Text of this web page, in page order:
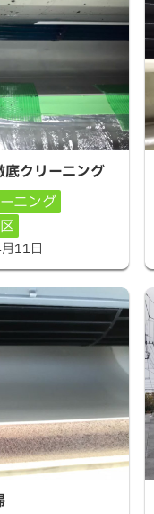
リーニング
クリーニング
ニング
11日